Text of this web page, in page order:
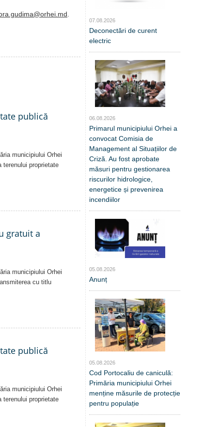
publică
municipiului Orhei
terenului proprietate
gratuit a
municipiului Orhei
cu titlu
publică
municipiului Orhei
terenului proprietate
07.08.2026
Deconectări de curent
electric
06.08.2026
Primarul municipiului Orhei a
convocat Comisia de
Management al Situațiilor de
Criză. Au fost aprobate
măsuri pentru gestionarea
riscurilor hidrologice,
energetice și prevenirea
incendiilor
05.08.2026
Anunț
05.08.2026
Cod Portocaliu de caniculă:
Primăria municipiului Orhei
menține măsurile de protecție
pentru populație